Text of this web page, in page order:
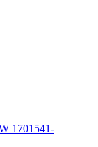
1701541-